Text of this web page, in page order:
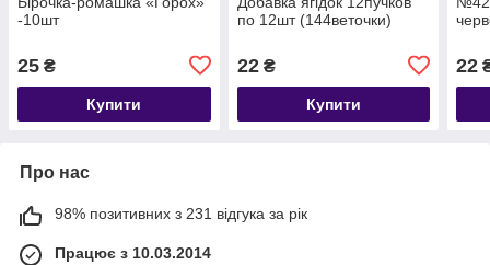
-10шт
25 ₴
Купити
по 12шт (144веточки)
22₴
Купити
22
Про нас
98% позитивних з 231 відгука за рік
Працює з 10.03.2014